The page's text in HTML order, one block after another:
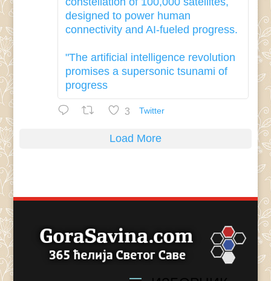
designed to power human
connectivity and AI-fueled progress.
"The artificial intelligence revolution
promises a supersonic tsunami of
progress
3 Twitter
Load More